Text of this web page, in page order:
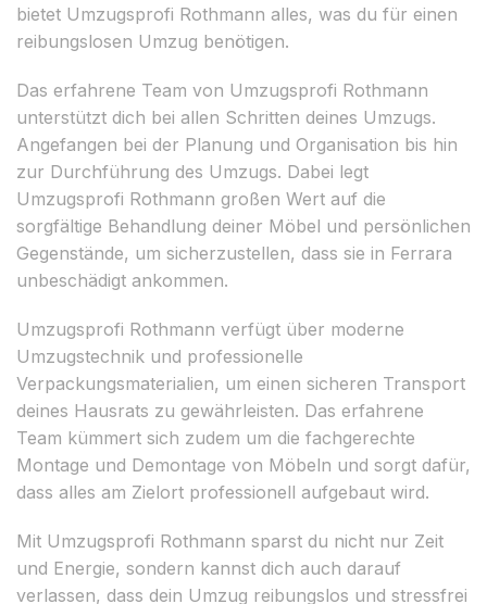
bietet Umzugsprofi Rothmann alles, was du für einen
reibungslosen Umzug benötigen.
Das erfahrene Team von Umzugsprofi Rothmann
unterstützt dich bei allen Schritten deines Umzugs.
Angefangen bei der Planung und Organisation bis hin
zur Durchführung des Umzugs. Dabei legt
Umzugsprofi Rothmann großen Wert auf die
sorgfältige Behandlung deiner Möbel und persönlichen
Gegenstände, um sicherzustellen, dass sie in Ferrara
unbeschädigt ankommen.
Umzugsprofi Rothmann verfügt über moderne
Umzugstechnik und professionelle
Verpackungsmaterialien, um einen sicheren Transport
deines Hausrats zu gewährleisten. Das erfahrene
Team kümmert sich zudem um die fachgerechte
Montage und Demontage von Möbeln und sorgt dafür,
dass alles am Zielort professionell aufgebaut wird.
Mit Umzugsprofi Rothmann sparst du nicht nur Zeit
und Energie, sondern kannst dich auch darauf
verlassen, dass dein Umzug reibungslos und stressfrei